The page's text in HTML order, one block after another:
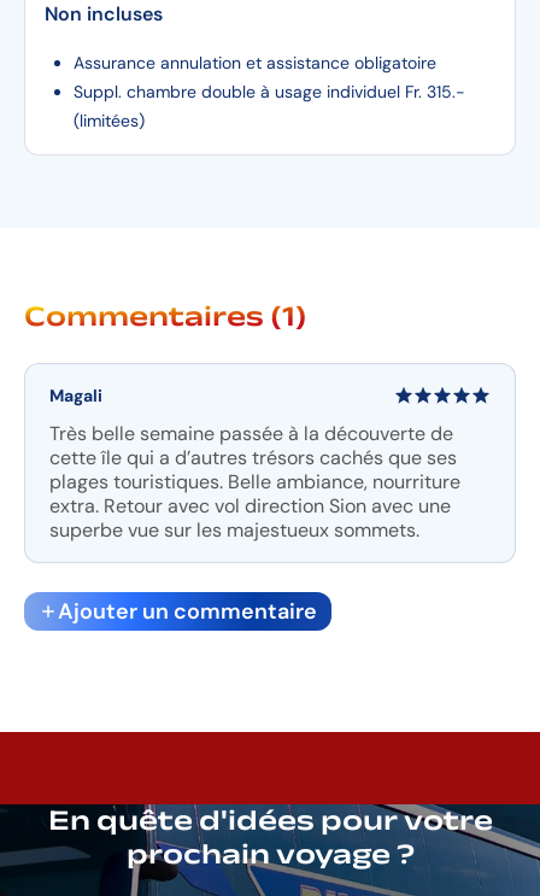
Non incluses
Assurance annulation et assistance obligatoire
Suppl. chambre double à usage individuel Fr. 315.-
(limitées)
Commentaires (1)
Magali
Très belle semaine passée à la découverte de
cette île qui a d’autres trésors cachés que ses
plages touristiques. Belle ambiance, nourriture
extra. Retour avec vol direction Sion avec une
superbe vue sur les majestueux sommets.
Ajouter un commentaire
En quête d'idées pour votre
prochain voyage ?